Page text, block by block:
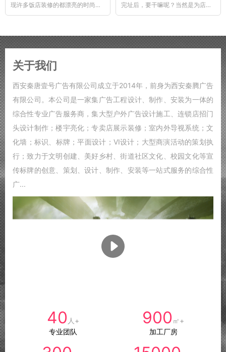
现许多饭店装修的都漂亮的时尚，
好的饭店装修，也能够...
完址后，要干嘛呢？当然是为店铺
装修了，要知道烧烤店的装修...
关于我们
西安秦唐壹号广告有限公司成立于2014年，前身为西安秦腾广告
有限公司。本公司是一家集广告工程设计、制作、安装为一体的
综合性专业广告服务商，集大型户外广告设计施工、连锁店招门
头设计制作；楼宇亮化；专卖店展示装修；室内外导视系统；文
化墙；标识、标牌；平面设计；VI设计；大型商演活动的策划执
行；致力于文明创建、美好乡村、街道社区文化、校园文化等宣
传标牌的创意、策划、设计、制作、安装等一站式服务的综合性
广...
40 人+
专业团队
900 ㎡+
加工厂房